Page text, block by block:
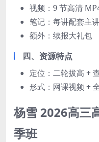
视频：9 节高清
笔记：每讲配套主
额外：续报大礼包
四、资源特点
定位：二轮拔高 +
形式：网课视频 +
杨雪 2026高三
季班